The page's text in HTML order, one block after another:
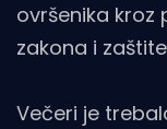
ovršenika kroz
zakona i
Večeri je